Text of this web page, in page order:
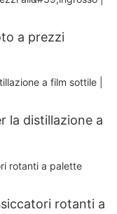
a prezzi
la distillazione a
rotanti a